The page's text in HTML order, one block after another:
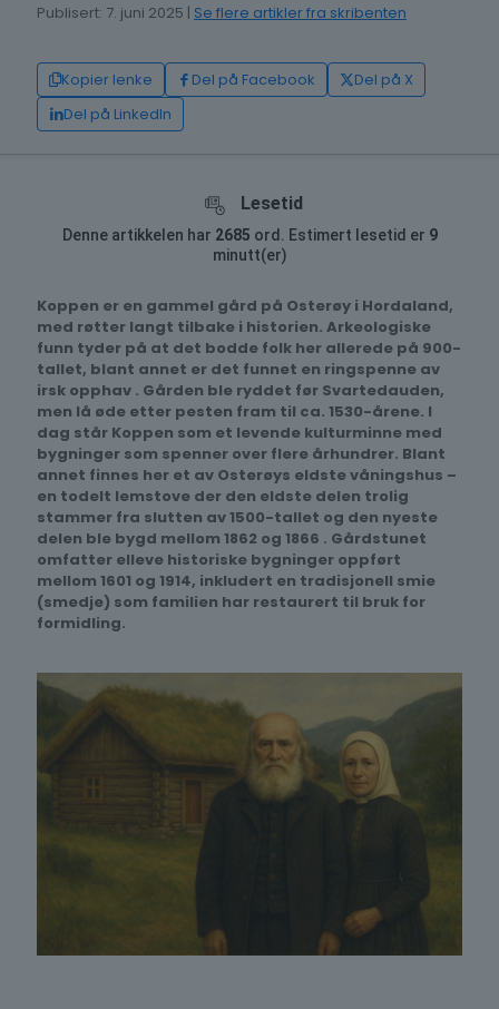
Publisert: 7. juni 2025 | Se flere artikler fra skribenten
Kopier lenke Del på Facebook
Del på X
Del på LinkedIn
Lesetid
Denne artikkelen har 2685 ord. Estimert lesetid er 9
minutt(er)
Koppen er en gammel gård på Osterøy i Hordaland,
med røtter langt tilbake i historien. Arkeologiske
funn tyder på at det bodde folk her allerede på 900-
tallet, blant annet er det funnet en ringspenne av
irsk opphav . Gården ble ryddet før Svartedauden,
men lå øde etter pesten fram til ca. 1530-årene. I
dag står Koppen som et levende kulturminne med
bygninger som spenner over flere århundrer. Blant
annet finnes her et av Osterøys eldste våningshus –
en todelt lemstove der den eldste delen trolig
stammer fra slutten av 1500-tallet og den nyeste
delen ble bygd mellom 1862 og 1866 . Gårdstunet
omfatter elleve historiske bygninger oppført
mellom 1601 og 1914, inkludert en tradisjonell smie
(smedje) som familien har restaurert til bruk for
formidling.